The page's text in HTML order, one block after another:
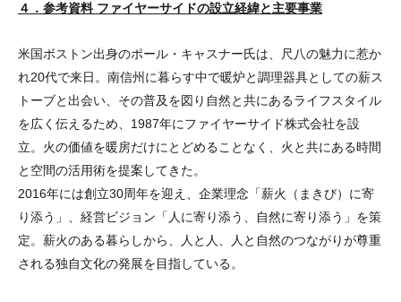
４．参考資料 ファイヤーサイドの設立経緯と主要事業
米国ボストン出身のポール・キャスナー氏は、尺八の魅力に惹か
れ20代で来日。南信州に暮らす中で暖炉と調理器具としての薪ス
トーブと出会い、その普及を図り自然と共にあるライフスタイル
を広く伝えるため、1987年にファイヤーサイド株式会社を設
立。火の価値を暖房だけにとどめることなく、火と共にある時間
と空間の活用術を提案してきた。
2016年には創立30周年を迎え、企業理念「薪火（まきび）に寄
り添う」、経営ビジョン「人に寄り添う、自然に寄り添う」を策
定。薪火のある暮らしから、人と人、人と自然のつながりが尊重
される独自文化の発展を目指している。